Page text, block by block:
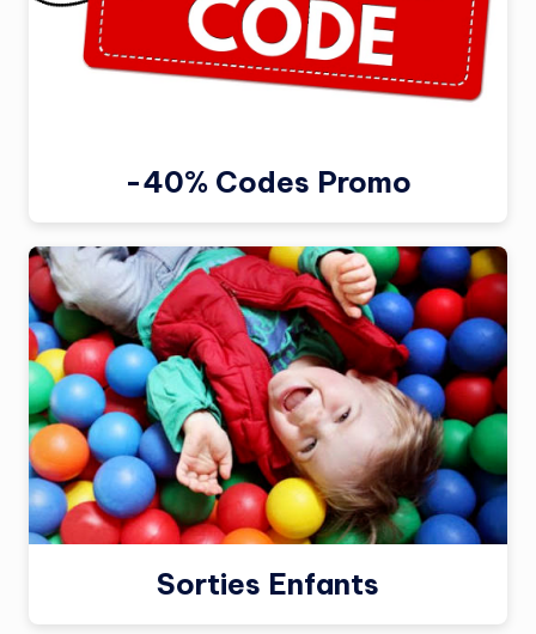
-40% Codes Promo
Sorties Enfants